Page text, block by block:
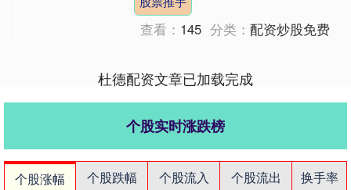
股与买卖信号。 一、....
查看： 145 分类：配资炒股免费
杜德配资文章已加载完成
个股实时涨跌榜
个股涨幅 个股跌幅 个股流入 个股流出
换手率